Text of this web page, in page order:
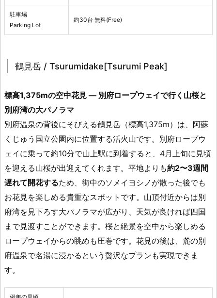
駐車場
Parking Lot
約30台 無料(Free)
鶴見岳 / Tsurumidake[Tsurumi Peak]
標高1,375mの空中花見 ― 別府ロープウェイで行く山桜と
別府湾の大パノラマ
別府温泉の背後にそびえる鶴見岳（標高1,375m）は、阿蘇
くじゅう国立公園内に位置する活火山です。別府ロープウ
ェイに乗って約10分で山上駅に到着すると、4月上旬に見頃
を迎える山桜が出迎えてくれます。平地よりも約2〜3週間
遅れて開花するため、街中のソメイヨシノが散った後でも
お花見を楽しめる貴重なスポットです。山頂付近からは別
府湾を見下ろす大パノラマが広がり、天気が良ければ四国
まで見渡すことができます。桜と絶景を空中から楽しめる
ロープウェイからの眺めも圧巻です。花見の後は、麓の別
府温泉で名湯に浸かるという贅沢なプランも実現できま
す。